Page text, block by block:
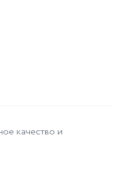
качество и